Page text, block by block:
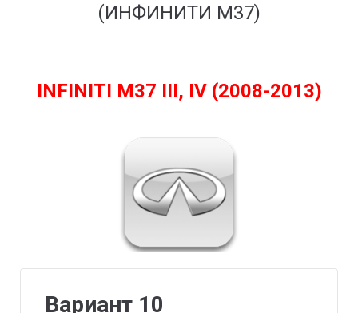
(ИНФИНИТИ М37)
INFINITI M37 III, IV (2008-2013)
Вариант 10